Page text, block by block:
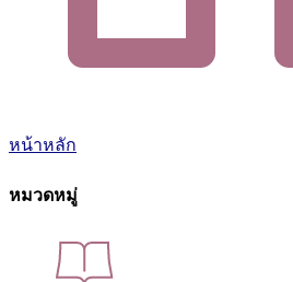
หน้าหลัก
หมวดหมู่